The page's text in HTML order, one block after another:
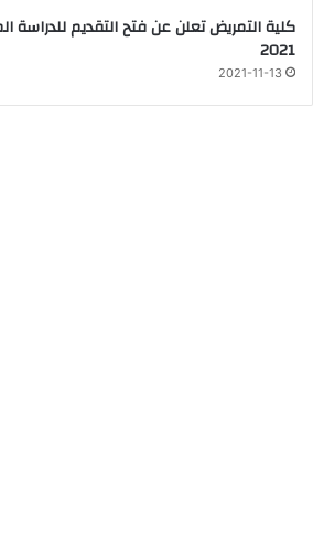
كلية التمريض تعلن عن فتح التقديم للدراسة
2021
2021-11-13